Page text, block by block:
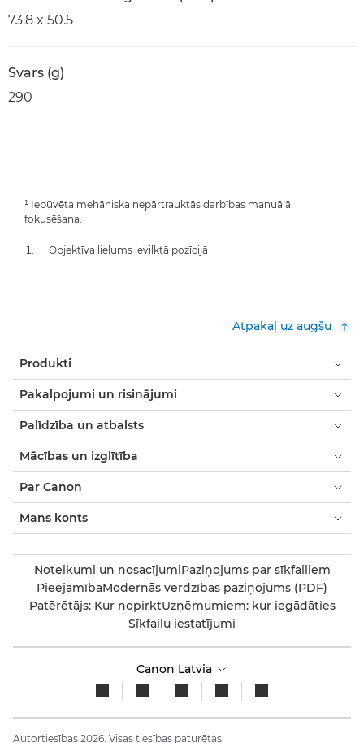
73.8 x 50.5
Svars (g)
290
¹ Iebūvēta mehāniska nepārtrauktās darbības manuālā
fokusēšana.
Objektīva lielums ievilktā pozīcijā
Atpakaļ uz augšu
Produkti
Pakalpojumi un risinājumi
Palīdzība un atbalsts
Mācības un izglītība
Par Canon
Mans konts
Noteikumi un nosacījumiPaziņojums par sīkfailiem
PieejamībaModernās verdzības paziņojums (PDF)
Patērētājs: Kur nopirktUzņēmumiem: kur iegādāties
Sīkfailu iestatījumi
Canon Latvia
Autortiesības 2026. Visas tiesības paturētas.